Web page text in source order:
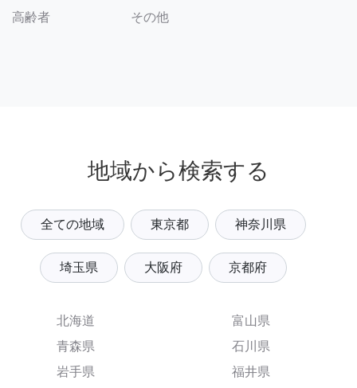
高齢者 その他
地域から検索する
全ての地域 東京都 神奈川県
埼玉県 大阪府 京都府
北海道
青森県
岩手県
富山県
石川県
福井県